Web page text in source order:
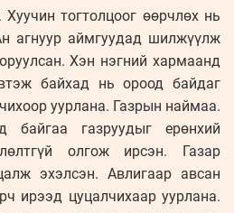
Хуучин тогтолцоог өөрчлөх нь
агнуур аймгуудад шилжүүлж
Хэн нэгний хармаанд
байхад нь ороод байдаг
уурлана. Газрын наймаа.
байгаа газруудыг ерөнхий
олгож ирсэн. Газар
эхэлсэн. Авлигаар авсан
ирээд цуцалчихаар уурлана.